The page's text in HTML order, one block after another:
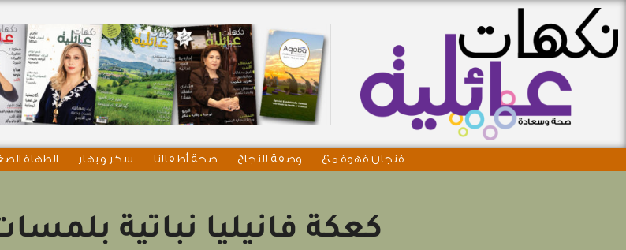
فنجان قهوة مع وصفة للنجاح صحة أطفالنا سكر و بهار الطهاة
كعكة فانيليا نباتية